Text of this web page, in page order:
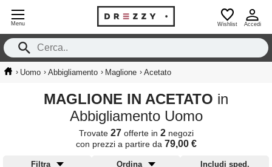
Menu Wishlist Accedi
› Uomo › Abbigliamento › Maglione › Acetato
MAGLIONE IN ACETATO in
Abbigliamento Uomo
Trovate 27offerte in 2negozi
con prezzi a partire da 79,00 €
Filtra
Ordina
Includi sped.